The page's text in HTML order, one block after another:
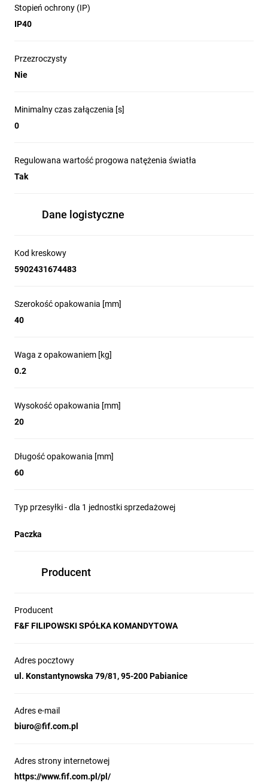
Stopień ochrony (IP)
IP40
Przezroczysty
Nie
Minimalny czas załączenia [s]
0
Regulowana wartość progowa natężenia światła
Tak
Dane logistyczne
Kod kreskowy
5902431674483
Szerokość opakowania [mm]
40
Waga z opakowaniem [kg]
0.2
Wysokość opakowania [mm]
20
Długość opakowania [mm]
60
Typ przesyłki - dla 1 jednostki sprzedażowej
Paczka
Producent
Producent
F&F FILIPOWSKI SPÓŁKA KOMANDYTOWA
Adres pocztowy
ul. Konstantynowska 79/81, 95-200 Pabianice
Adres e-mail
biuro@fif.com.pl
Adres strony internetowej
https://www.fif.com.pl/pl/